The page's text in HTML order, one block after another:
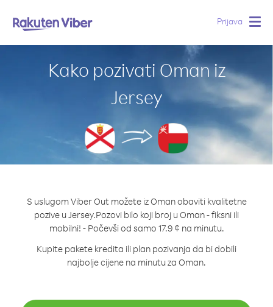
Prijava
Kako pozivati Oman iz
Jersey
S uslugom Viber Out možete iz Oman obaviti kvalitetne
pozive u Jersey.Pozovi bilo koji broj u Oman - fiksni ili
mobilni! - Počevši od samo 17.9 ¢ na minutu.
Kupite pakete kredita ili plan pozivanja da bi dobili
najbolje cijene na minutu za Oman.